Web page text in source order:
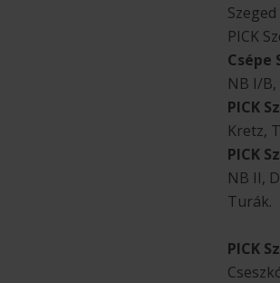
PICK
Csépe
NB I/
PICK
Kretz,
PICK
NB II,
Turák.
PICK